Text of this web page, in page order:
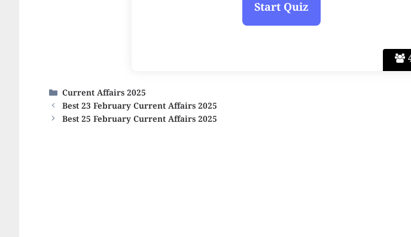
Categories
Current Affairs 2025
Best 23 February Current Affairs 2025
Best 25 February Current Affairs 2025